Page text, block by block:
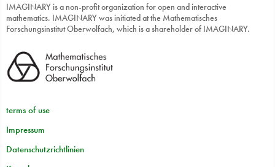
IMAGINARY is a non-profit organization for open and interactive
mathematics. IMAGINARY was initiated at the Mathematisches
Forschungsinstitut Oberwolfach, which is a shareholder of IMAGINARY.
terms of use
Impressum
Datenschutzrichtlinien